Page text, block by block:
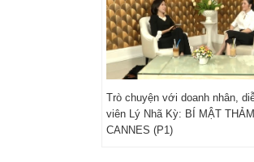
Trò chuyện với doanh nhân,
viên Lý Nhã Kỳ: BÍ MẬT
CANNES (P1)